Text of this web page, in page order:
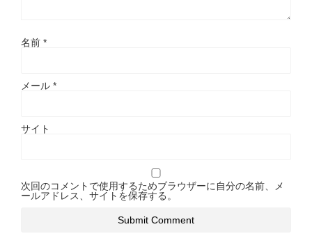
名前 *
メール *
サイト
次回のコメントで使用するためブラウザーに自分の名前、メ
ールアドレス、サイトを保存する。